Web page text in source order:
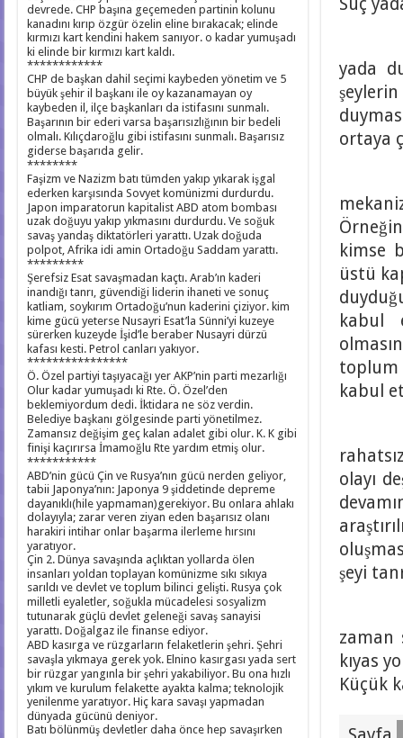
yada
ortaya
kimse
üstü
kabul
toplum
kabul
olayı
şeyi
zaman
kıyas
Küçük
devrede. CHP başına geçemeden partinin kolunu
kanadını kırıp özgür özelin eline bırakacak; elinde
kırmızı kart kendini hakem sanıyor. o kadar yumuşadı
ki elinde bir kırmızı kart kaldı.
************
CHP de başkan dahil seçimi kaybeden yönetim ve 5
büyük şehir il başkanı ile oy kazanamayan oy
kaybeden il, ilçe başkanları da istifasını sunmalı.
Başarının bir ederi varsa başarısızlığının bir bedeli
olmalı. Kılıçdaroğlu gibi istifasını sunmalı. Başarısız
giderse başarıda gelir.
********
Faşizm ve Nazizm batı tümden yakıp yıkarak işgal
ederken karşısında Sovyet komünizmi durdurdu.
Japon imparatorun kapitalist ABD atom bombası
uzak doğuyu yakıp yıkmasını durdurdu. Ve soğuk
savaş yandaş diktatörleri yarattı. Uzak doğuda
polpot, Afrika idi amin Ortadoğu Saddam yarattı.
*********
Şerefsiz Esat savaşmadan kaçtı. Arab’ın kaderi
inandığı tanrı, güvendiği liderin ihaneti ve sonuç
katliam, soykırım Ortadoğu’nun kaderini çiziyor. kim
kime gücü yeterse Nusayri Esat’la Sünni’yi kuzeye
sürerken kuzeyde İşid’le beraber Nusayri dürzü
kafası kesti. Petrol canları yakıyor.
****************
Ö. Özel partiyi taşıyacağı yer AKP’nin parti mezarlığı
Olur kadar yumuşadı ki Rte. Ö. Özel’den
beklemiyordum dedi. İktidara ne söz verdin.
Belediye başkanı gölgesinde parti yönetilmez.
Zamansız değişim geç kalan adalet gibi olur. K. K gibi
finişi kaçırırsa İmamoğlu Rte yardım etmiş olur.
***********
ABD’nin gücü Çin ve Rusya’nın gücü nerden geliyor,
tabii Japonya’nın: Japonya 9 şiddetinde depreme
dayanıklı(hile yapmaman)gerekiyor. Bu onlara ahlakı
dolayıyla; zarar veren ziyan eden başarısız olanı
harakiri intihar onlar başarma ilerleme hırsını
yaratıyor.
Çin 2. Dünya savaşında açlıktan yollarda ölen
insanları yoldan toplayan komünizme sıkı sıkıya
sarıldı ve devlet ve toplum bilinci gelişti. Rusya çok
milletli eyaletler, soğukla mücadelesi sosyalizm
tutunarak güçlü devlet geleneği savaş sanayisi
yarattı. Doğalgaz ile finanse ediyor.
ABD kasırga ve rüzgarların felaketlerin şehri. Şehri
savaşla yıkmaya gerek yok. Elnino kasırgası yada sert
bir rüzgar yangınla bir şehri yakabiliyor. Bu ona hızlı
yıkım ve kurulum felakette ayakta kalma; teknolojik
yenilenme yaratıyor. Hiç kara savaşı yapmadan
dünyada gücünü deniyor.
Batı bölünmüş devletler daha önce hep savaşırken